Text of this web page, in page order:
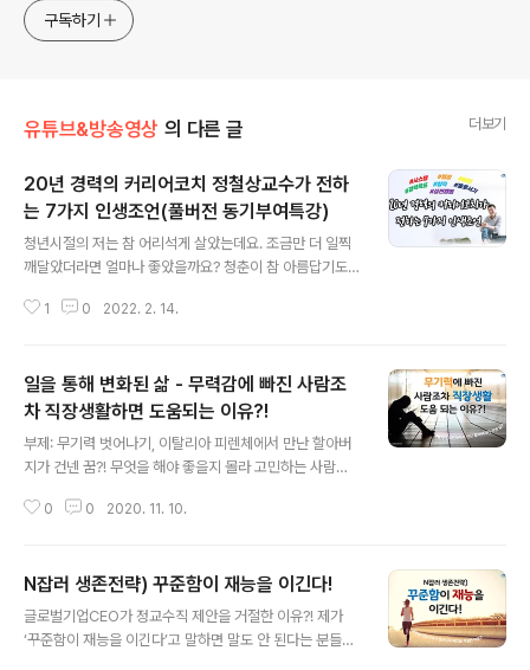
고픈 커리어코치, 유튜브: 정교수의 인생수업
구독하기
유튜브&방송영상 의 다른 글 더보기
20년 경력의 커리어코치 정철상교수가 전하
는 7가지 인생조언(풀버전 동기부여특강)
청년시절의 저는 참 어리석게 살았는데요. 조금만 더 일찍
깨달았더라면 얼마나 좋았을까요? 청춘이 참 아름답기도
런 청춘의 시기를 보내는 청년들에게 인생선배로서 꼭 도
믿으며 풀버전으로 공유하오니 많은 시청 바랍니다. 다만
풀버전 특강은 언제든지 비공개될 수 있는 점 너그럽게 양
해 부탁드립니다. 유튜브로 보기: https://youtu.be/poi
U9XAceoQ 커리어코치 정철상의 7가지 인생조언 1.시
2.열정, “불타오르는 열정으로 살아가기” 3.비전, “가슴 뛰
1 0 2022. 2. 14.
일을 통해 변화된 삶 - 무력감에 빠진 사람조
차 직장생활하면 도움되는 이유?!
부제: 무기력 벗어나기, 이탈리아 피렌체에서 만난 할아버
지가 건넨 꿈?! 무엇을 해야 좋을지 몰라 고민하는 사람들
사람이 있고, 누군가는 아무 것도 안해 무력감에 빠져드는
력해질 수밖에 없습니다. 하지만 무기력에 놓인 사람조차
몸을 움직이기 시작하면 마음의 변화가 일어나기 마련입니
다. 작은 변화가 일어나기 시작해서 근본적으로 더 나은 성
0 0 2020. 11. 10.
N잡러 생존전략) 꾸준함이 재능을 이긴다!
글로벌기업CEO가 정교수직 제안을 거절한 이유?! 제가
‘꾸준함이 재능을 이긴다’고 말하면 말도 안 된다는 분들이